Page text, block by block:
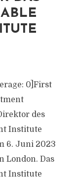
0]First
des
Institute
6. Juni 2023
London. Das
Institute